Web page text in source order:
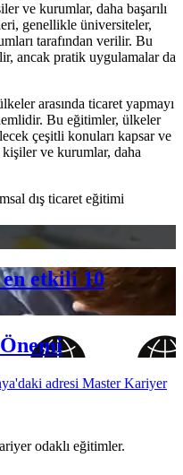
ve kurumlar, daha başarılı
genellikle üniversiteler,
tarafından verilir. Bu
ancak pratik uygulamalar da
arasında ticaret yapmayı
Bu eğitimler, ülkeler
çeşitli konuları kapsar ve
kişiler ve kurumlar, daha
etkili 10
odaklı eğitimler.